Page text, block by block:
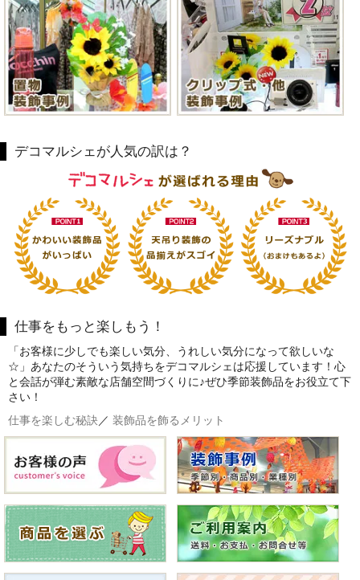
デコマルシェが人気の訳は？
仕事をもっと楽しもう！
「お客様に少しでも楽しい気分、うれしい気分になって欲しいな
☆」あなたのそういう気持ちをデコマルシェは応援しています！心
と会話が弾む素敵な店舗空間づくりに♪ぜひ季節装飾品をお役立て下
さい！
仕事を楽しむ秘訣／ 装飾品を飾るメリット